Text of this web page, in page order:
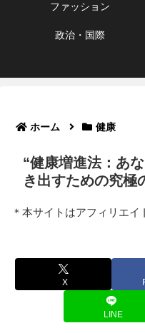
ファッション
政治・国際
ホーム 健康
“健康増進法：あ
き出すための究極
＊本サイトはアフィリエ
X
LINE